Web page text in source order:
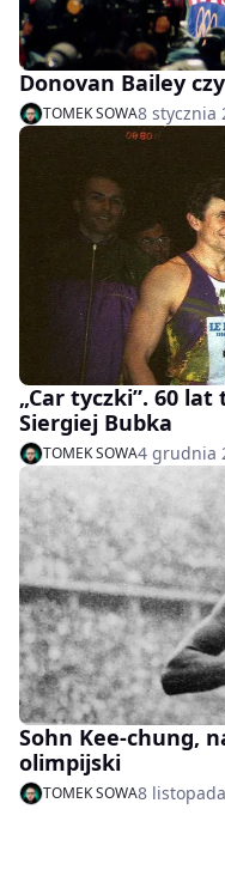
Donovan Bailey
TOMEK SOWA8 stycznia
„Car tyczki”. 60
Siergiej Bubka
TOMEK SOWA4 grudnia
Sohn Kee-chung,
olimpijski
TOMEK SOWA8